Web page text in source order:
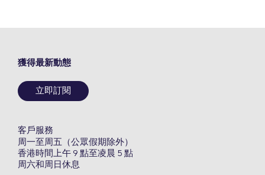
獲得最新動態
立即訂閱
客戶服務
周一至周五（公眾假期除外）
香港時間上午 9 點至凌晨 5 點
周六和周日休息